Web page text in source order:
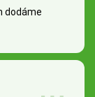
dodáme